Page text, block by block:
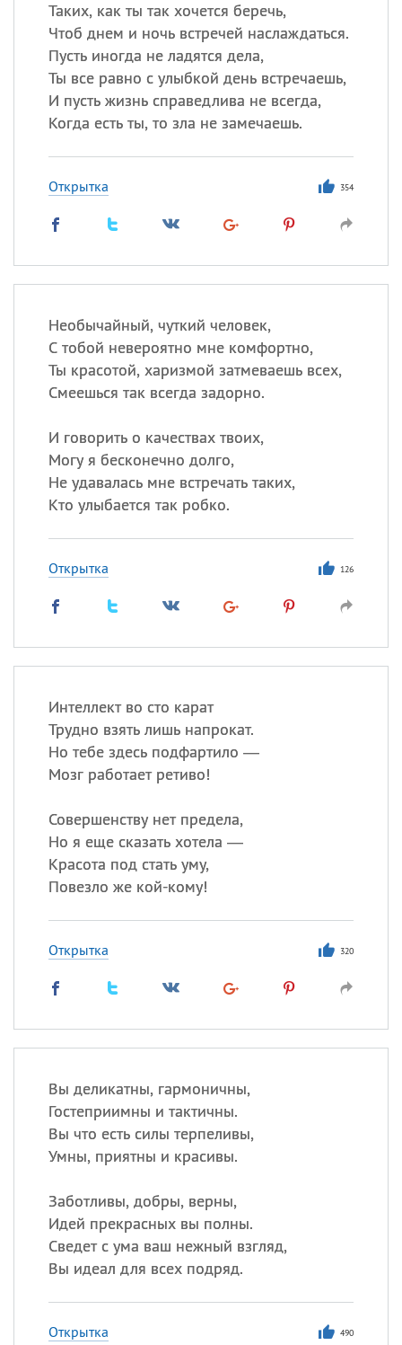
Таких, как ты так хочется беречь,
Чтоб днем и ночь встречей наслаждаться.
Пусть иногда не ладятся дела,
Ты все равно с улыбкой день встречаешь,
И пусть жизнь справедлива не всегда,
Когда есть ты, то зла не замечаешь.
Открытка 354
Необычайный, чуткий человек,
С тобой невероятно мне комфортно,
Ты красотой, харизмой затмеваешь всех,
Смеешься так всегда задорно.
И говорить о качествах твоих,
Могу я бесконечно долго,
Не удавалась мне встречать таких,
Кто улыбается так робко.
Открытка 126
Интеллект во сто карат
Трудно взять лишь напрокат.
Но тебе здесь подфартило —
Мозг работает ретиво!
Совершенству нет предела,
Но я еще сказать хотела —
Красота под стать уму,
Повезло же кой-кому!
Открытка 320
Вы деликатны, гармоничны,
Гостеприимны и тактичны.
Вы что есть силы терпеливы,
Умны, приятны и красивы.
Заботливы, добры, верны,
Идей прекрасных вы полны.
Сведет с ума ваш нежный взгляд,
Вы идеал для всех подряд.
Открытка 490